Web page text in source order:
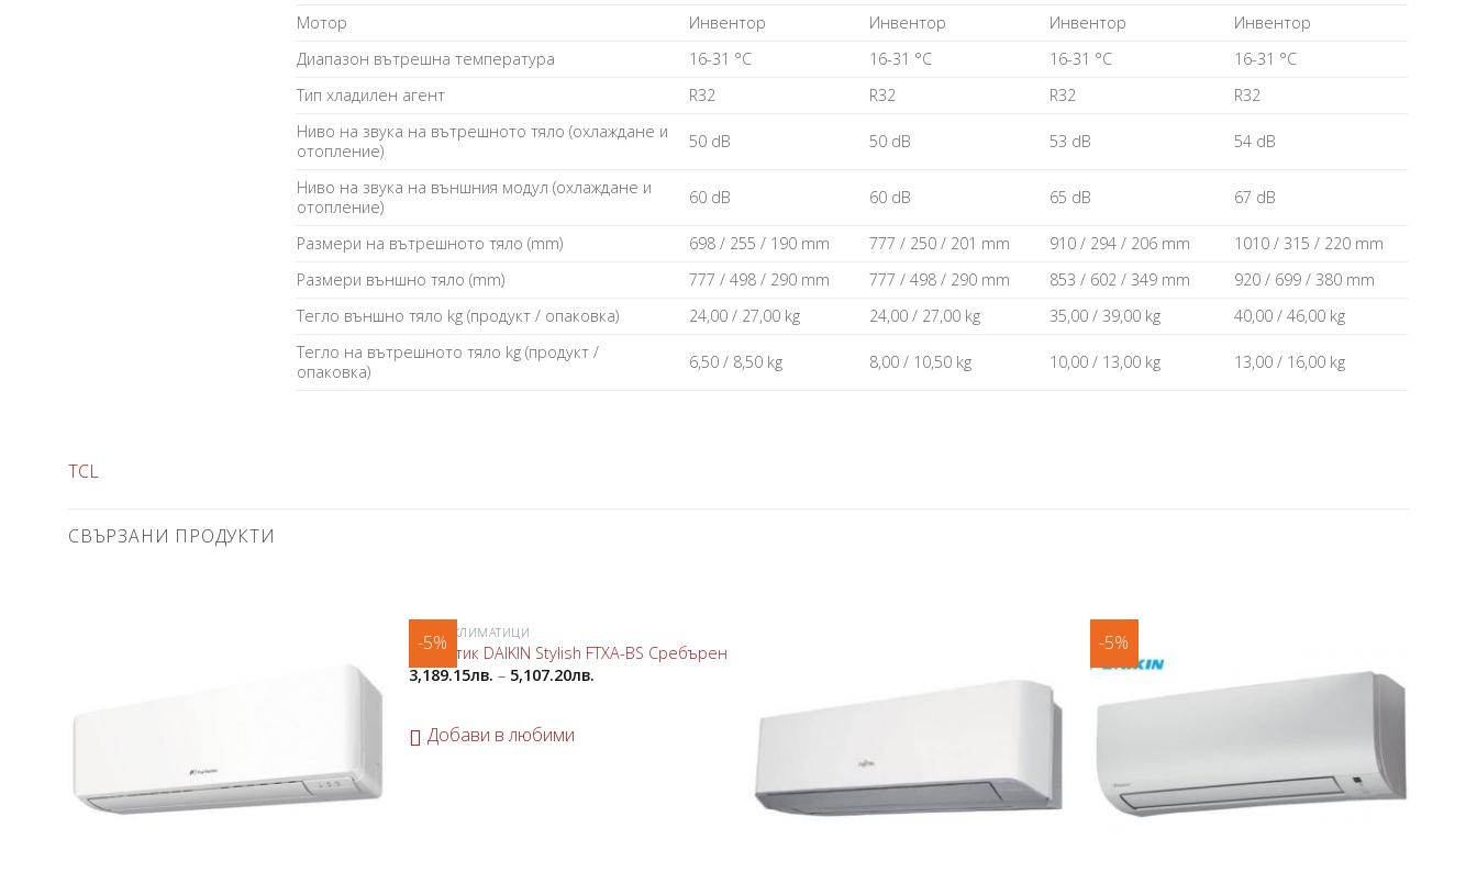
Мотор
Инвентор Инвентор Инвентор
Инвентор
Диапазон вътрешна температура
16-31 °C 16-31 °C 16-31 °C
16-31 °C
Тип хладилен агент
R32 R32 R32
R32
Ниво на звука на вътрешното тяло (охлаждане и
отопление)
50 dB 50 dB 53 dB 54 dB
Ниво на звука на външния модул (охлаждане и
отопление)
60 dB 60 dB 65 dB 67 dB
Размери на вътрешното тяло (mm) 698 / 255 / 190 mm 777 / 250 / 201 mm 910 / 294 / 206 mm
1010 / 315 / 220 mm
Размери външно тяло (mm)
777 / 498 / 290 mm 777 / 498 / 290 mm 853 / 602 / 349 mm
920 / 699 / 380 mm
Тегло външно тяло kg (продукт / опаковка)
24,00 / 27,00 kg 24,00 / 27,00 kg 35,00 / 39,00 kg
40,00 / 46,00 kg
Тегло на вътрешното тяло kg (продукт /
опаковка)
6,50 / 8,50 kg 8,00 / 10,50 kg 10,00 / 13,00 kg 13,00 / 16,00 kg
TCL
СВЪРЗАНИ ПРОДУКТИ
любими
-5%
Добави
в
DAIKIN КЛИМАТИЦИ
Климатик DAIKIN Stylish FTXA-BS Сребърен
3,189.15лв. – 5,107.20лв.
Добави в любими
любими
-5%
любими